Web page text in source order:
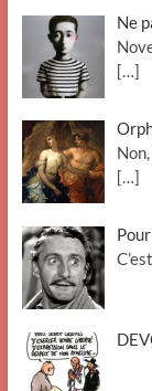
Ne
[…]
[…]